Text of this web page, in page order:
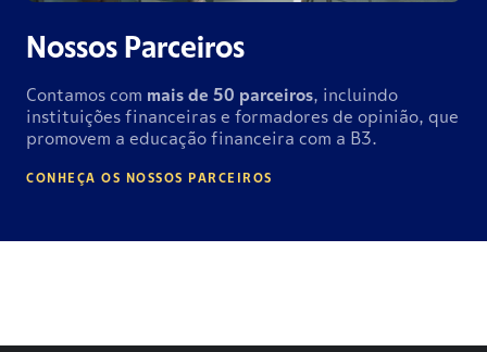
Nossos Parceiros
Contamos com mais de 50 parceiros, incluindo
instituições financeiras e formadores de opinião, que
promovem a educação financeira com a B3.
CONHEÇA OS NOSSOS PARCEIROS